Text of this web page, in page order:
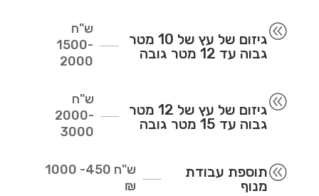
@
גיזום של עץ של 10 מטר
גבוה עד 12 מטר גובה
ש"ח
1500-
2000
@
גיזום של עץ של 12 מטר
גבוה עד 15 מטר גובה
ש"ח
2000-
3000
@תוספת עבודת
מנוף
ש"ח
450- 1000
₪